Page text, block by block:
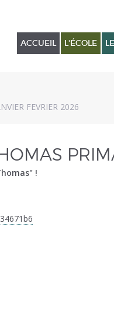
ACCUEIL L'ÉCOLE
FEVRIER 2026
!